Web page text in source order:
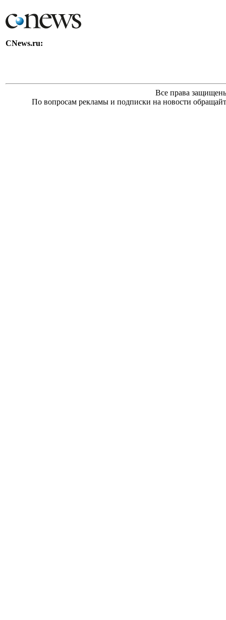
CNews.ru:
Все права
По вопросам рекламы и подписки на новости